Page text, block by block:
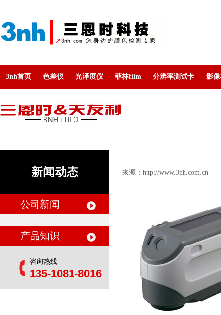
3nh首页 色差仪 光泽度仪 菲林film 分辨率测试卡 影
新闻动态
公司新闻
产品知识
咨询热线
135-1081-8016
来源： http://www.3nh.com.cn 发